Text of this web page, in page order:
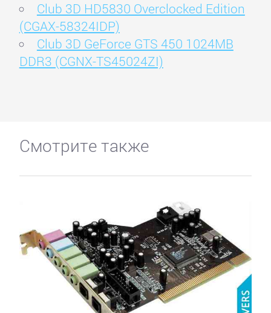
Club 3D HD5830 Overclocked Edition
(CGAX-58324IDP)
Club 3D GeForce GTS 450 1024MB
DDR3 (CGNX-TS45024ZI)
Смотрите также